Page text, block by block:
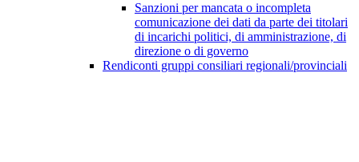
Sanzioni per mancata o incompleta
comunicazione dei dati da parte dei titolari
di incarichi politici, di amministrazione, di
direzione o di governo
Rendiconti gruppi consiliari regionali/provinciali